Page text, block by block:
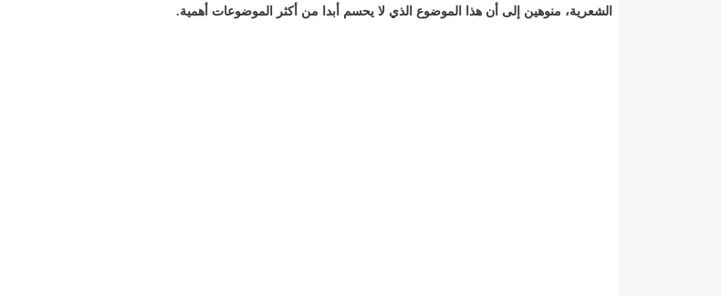
الشعرية، منوهين إلى أن هذا الموضوع الذي لا يحسم أبدا من أكثر الموضوعات أهمية.